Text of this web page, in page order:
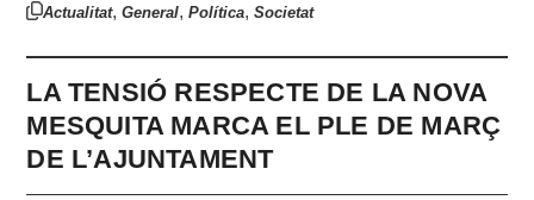
Actualitat,General,Política,Societat
LA TENSIÓ RESPECTE DE LA NOVA
MESQUITA MARCA EL PLE DE MARÇ
DE L’AJUNTAMENT